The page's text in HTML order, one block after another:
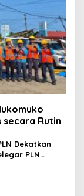
secara Rutin
Dekatkan
PLN